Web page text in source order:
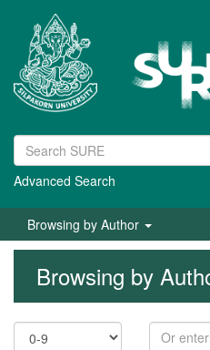
Advanced Search
Browsing by Author
Browsing by